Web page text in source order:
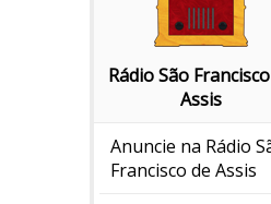
Rádio São
Assis
Anuncie na Rádio
Francisco de Assis